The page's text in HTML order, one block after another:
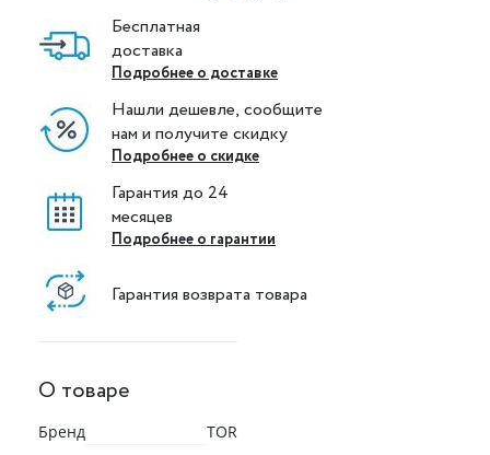
Бесплатная
доставка
Подробнее о доставке
Нашли дешевле, сообщите
нам и получите скидку
Подробнее о скидке
Гарантия до 24
месяцев
Подробнее о гарантии
Гарантия возврата товара
О товаре
Бренд
TOR